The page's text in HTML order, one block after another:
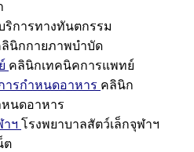
ริการทางทันตกรรม
นิกกายภาพบำบัด
คลินิกเทคนิคการแพทย์
รกำหนดอาหาร คลินิก
นดอาหาร
าฯ โรงพยาบาลสัตว์เล็กจุฬาฯ
ต